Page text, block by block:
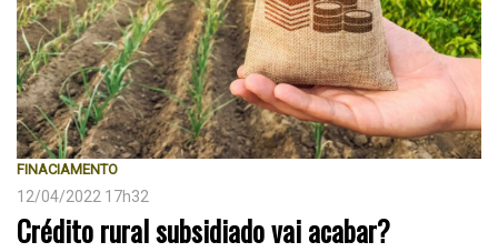
FINACIAMENTO
12/04/2022 17h32
Crédito rural subsidiado vai acabar?